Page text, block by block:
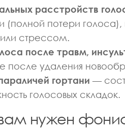
расстройств
(полной потери голоса),
стрессом.
после травм,
после удаления
гортани —
голосовых складок.
вам нужен
ВРАЧ ЛФК И СПОРТИВНОЙ МЕДИЦИНЫ
ВРАЧ ФИЗИОТЕРАПЕВТ
Алатарцева Светлана
Александровна